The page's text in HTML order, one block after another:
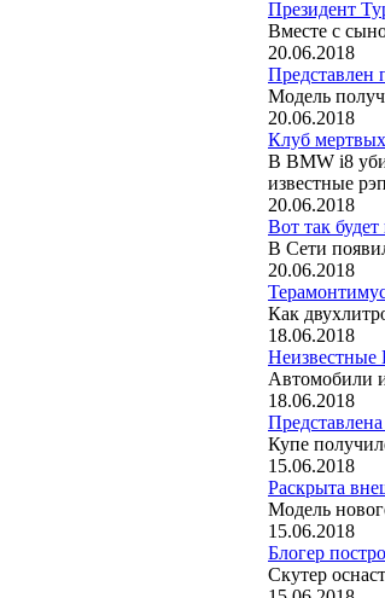
Президент
Вместе с
20.06.2018
Представлен
Модель
20.06.2018
Клуб
В BMW i8
известные
20.06.2018
Вот так
В Сети
20.06.2018
Как
18.06.2018
Неизвестные
Автомобили
18.06.2018
Купе
15.06.2018
Раскрыта
Модель
15.06.2018
Блогер
Скутер